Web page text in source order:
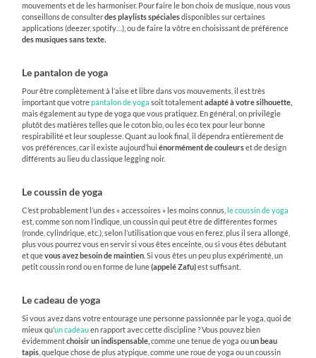
mouvements et de les harmoniser. Pour faire le bon choix de musique, nous vous
conseillons de consulterdes playlists spécialesdisponibles sur certaines
applications (deezer, spotify…), ou de faire la vôtre en choisissant de préférence
des musiques sans texte.
Le pantalon de yoga
Pour être complètement à l’aise et libre dans vos mouvements, il est très
important que votrepantalon de yoga soit totalementadapté à votre silhouette,
mais également au type de yoga que vous pratiquez. En général, on privilégie
plutôt des matières telles que le coton bio, ou les éco tex pour leur bonne
respirabilité et leur souplesse. Quant au look final, il dépendra entièrement de
vos préférences, car il existe aujourd’huiénormément de couleurset de design
différents au lieu du classique legging noir.
Le coussin de yoga
C’est probablement l’un des « accessoires » les moins connus, le coussin de yoga
est, comme son nom l’indique, un coussin qui peut être de différentes formes
(ronde, cylindrique, etc.), selon l’utilisation que vous en ferez, plus il sera allongé,
plus vous pourrez vous en servir si vous êtes enceinte, ou si vous êtes débutant
et quevous avez besoin de maintien . Si vous êtes un peu plus expérimenté, un
petit coussin rond ou en forme de lune(appelé Zafu)est suffisant.
Le cadeau de yoga
Si vous avez dans votre entourage une personne passionnée par le yoga, quoi de
mieux qu’un cadeauen rapport avec cette discipline ? Vous pouvez bien
évidemmentchoisir un indispensable, comme une tenue de yoga ouun beau
tapis , quelque chose de plus atypique, comme une roue de yoga ou un coussin